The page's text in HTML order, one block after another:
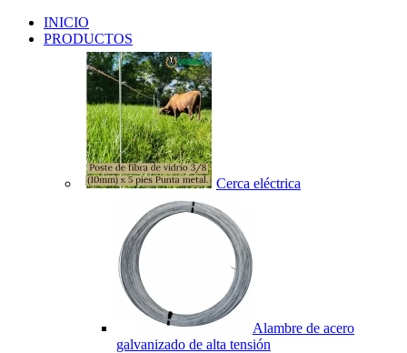
INICIO
PRODUCTOS
Cerca eléctrica
Alambre de acero
galvanizado de alta tensión